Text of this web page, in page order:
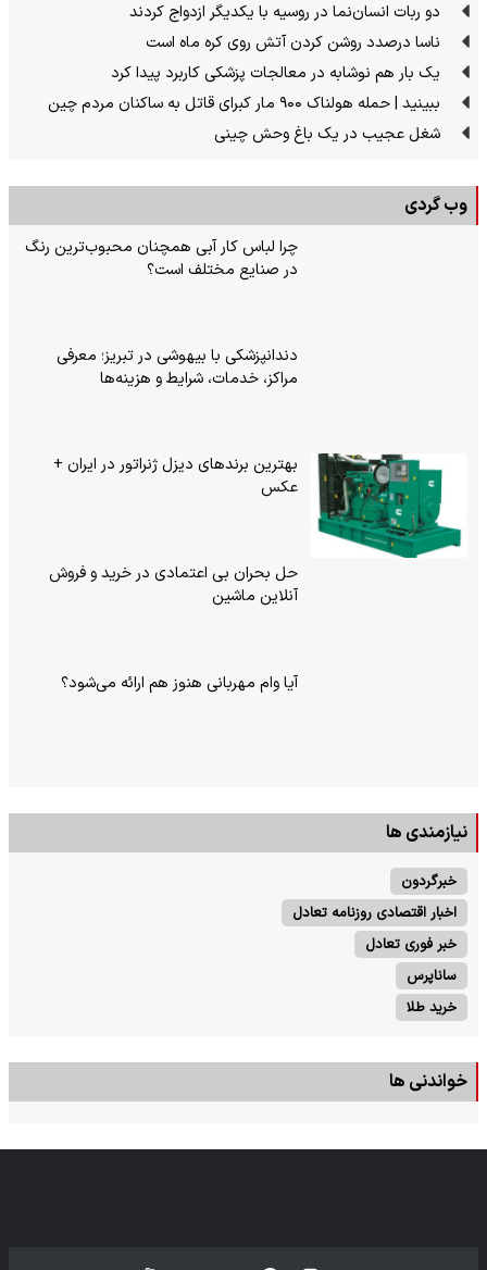
دو ربات انسان‌نما در روسیه با یکدیگر ازدواج کردند
ناسا درصدد روشن کردن آتش روی کره ماه است
یک بار هم نوشابه در معالجات پزشکی کاربرد پیدا کرد
ببینید | حمله هولناک ۹۰۰ مار کبرای قاتل به ساکنان مردم چین
شغل عجیب در یک باغ وحش چینی
وب گردی
چرا لباس کار آبی همچنان محبوب‌ترین رنگ
در صنایع مختلف است؟
دندانپزشکی با بیهوشی در تبریز؛ معرفی
مراکز، خدمات، شرایط و هزینه‌ها
بهترین برندهای دیزل ژنراتور در ایران +
عکس
حل بحران بی‌ اعتمادی در خرید و فروش
آنلاین ماشین
آیا وام مهربانی هنوز هم ارائه می‌شود؟
نیازمندی ها
خبرگردون
اخبار اقتصادی روزنامه تعادل
خبر فوری تعادل
ساناپرس
خرید طلا
خواندنی ها